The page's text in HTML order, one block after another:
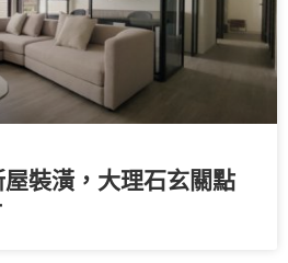
裝潢，大理石玄關點